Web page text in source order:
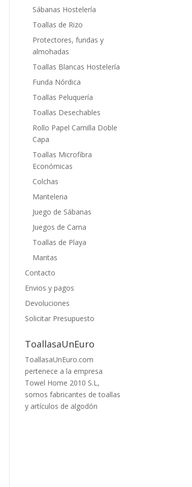
Sábanas Hostelería
Toallas de Rizo
Protectores, fundas y
almohadas
Toallas Blancas Hostelería
Funda Nórdica
Toallas Peluquería
Toallas Desechables
Rollo Papel Camilla Doble
Capa
Toallas Microfibra
Económicas
Colchas
Manteleria
Juego de Sábanas
Juegos de Cama
Toallas de Playa
Mantas
Contacto
Envios y pagos
Devoluciones
Solicitar Presupuesto
ToallasaUnEuro
ToallasaUnEuro.com
pertenece a la empresa
Towel Home 2010 S.L,
somos fabricantes de toallas
y artículos de algodón